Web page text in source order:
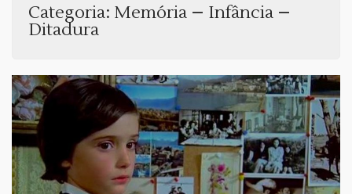
Categoria: Memória – Infância –
Ditadura